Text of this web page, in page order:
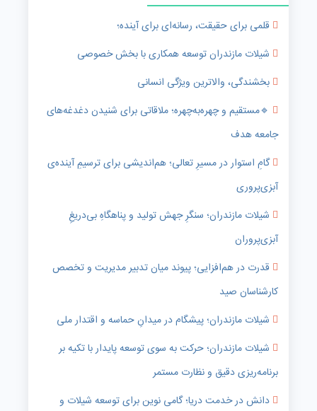
قلمی برای حقیقت، رسانه‌ای برای آینده؛
شیلات مازندران توسعه همکاری با بخش خصوصی
بخشندگی، والاترین ویژگی انسانی
🔹️مستقیم و چهره‌به‌چهره؛ ملاقاتی برای شنیدن دغدغه‌های
جامعه هدف
گامِ استوار در مسیرِ تعالی؛ هم‌اندیشی برای ترسیمِ آینده‌ی
آبزی‌پروری
شیلات مازندران؛ سنگرِ جهش تولید و پناهگاهِ بی‌دریغِ
آبزی‌پروران
قدرت در هم‌افزایی؛ پیوند میان تدبیر مدیریت و تخصص
کارشناسان صید
شیلات مازندران؛ پیشگام در میدانِ حماسه و اقتدار ملی
شیلات مازندران؛ حرکت به سوی توسعه پایدار با تکیه بر
برنامه‌ریزی دقیق و نظارت مستمر
دانش در خدمت دریا؛ گامی نوین برای توسعه شیلات و